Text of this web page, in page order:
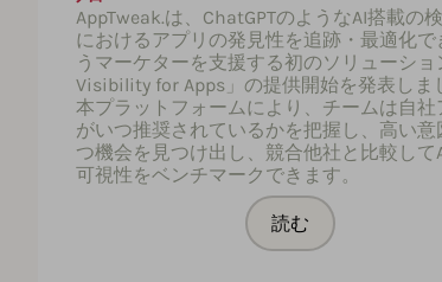
AppTweak.は、ChatGPTのようなAI搭載の
におけるアプリの発見性を追跡・最適化で
うマーケターを支援する初のソリューショ
Visibility for Apps」の提供開始を発表しま
本プラットフォームにより、チームは自社
がいつ推奨されているかを把握し、高い意
つ機会を見つけ出し、競合他社と比較して
可視性をベンチマークできます。
読む